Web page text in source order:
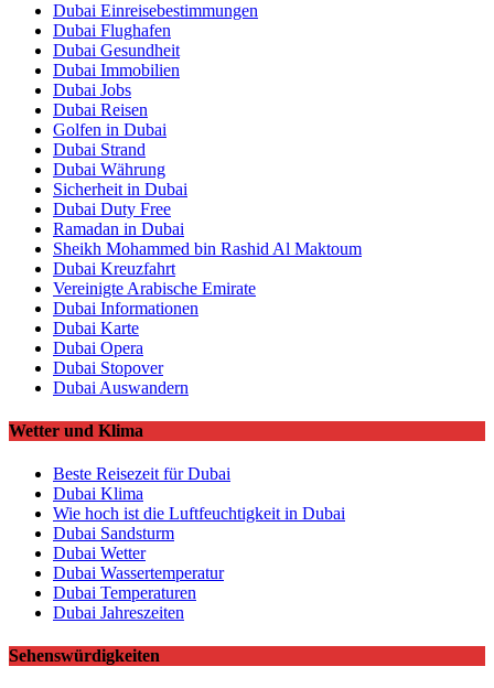
Dubai Einreisebestimmungen
Dubai Flughafen
Dubai Gesundheit
Dubai Immobilien
Dubai Jobs
Dubai Reisen
Golfen in Dubai
Dubai Strand
Dubai Währung
Sicherheit in Dubai
Dubai Duty Free
Ramadan in Dubai
Sheikh Mohammed bin Rashid Al Maktoum
Dubai Kreuzfahrt
Vereinigte Arabische Emirate
Dubai Informationen
Dubai Karte
Dubai Opera
Dubai Stopover
Dubai Auswandern
Wetter und Klima
Beste Reisezeit für Dubai
Dubai Klima
Wie hoch ist die Luftfeuchtigkeit in Dubai
Dubai Sandsturm
Dubai Wetter
Dubai Wassertemperatur
Dubai Temperaturen
Dubai Jahreszeiten
Sehenswürdigkeiten